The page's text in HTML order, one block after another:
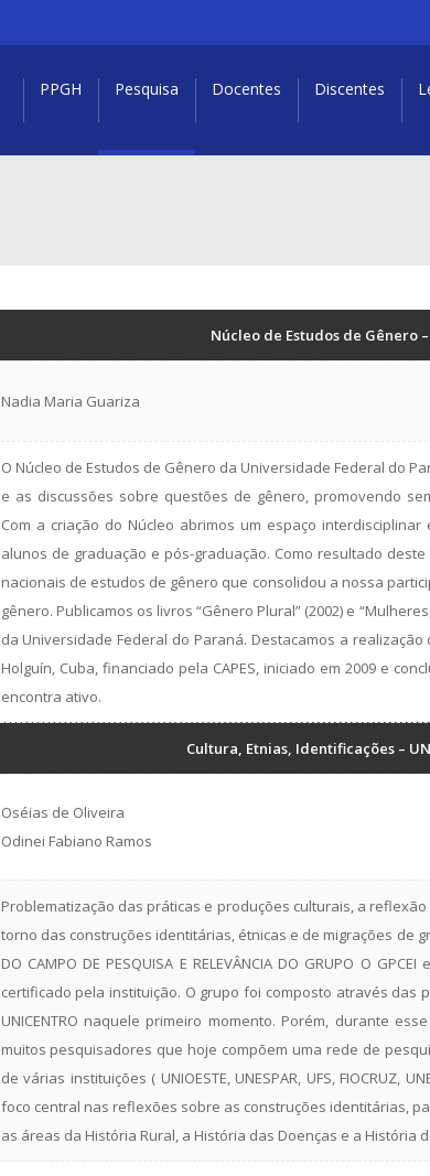
PPGH Pesquisa Docentes Discentes
Núcleo de Estudos de Gênero –
Nadia Maria Guariza
O Núcleo de Estudos de Gênero da Universidade Federal do
e as discussões sobre questões de gênero, promovendo
Com a criação do Núcleo abrimos um espaço
alunos de graduação e pós-graduação. Como resultado
nacionais de estudos de gênero que consolidou a nossa
gênero. Publicamos os livros “Gênero Plural” (2002) e
da Universidade Federal do Paraná. Destacamos a
Holguín, Cuba, financiado pela CAPES, iniciado em 2009 e
encontra ativo.
Cultura, Etnias, Identificações –
Oséias de Oliveira
Odinei Fabiano Ramos
Problematização das práticas e produções culturais, a
torno das construções identitárias, étnicas e de migrações de
DO CAMPO DE PESQUISA E RELEVÂNCIA DO GRUPO O
certificado pela instituição. O grupo foi composto através
UNICENTRO naquele primeiro momento. Porém, durante
muitos pesquisadores que hoje compõem uma rede de
de várias instituições ( UNIOESTE, UNESPAR, UFS, FIOCRUZ,
foco central nas reflexões sobre as construções identitárias,
as áreas da História Rural, a História das Doenças e a História